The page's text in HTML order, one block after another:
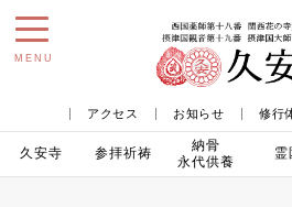
toggle
navigation
MENU
アクセス お知らせ 修行
久安寺 参拝祈祷
納骨
永代供養
霊